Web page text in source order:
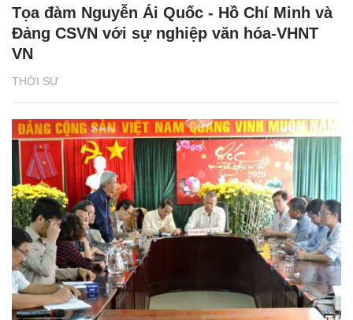
THỜI SỰ
Tọa đàm Nguyễn Ái Quốc - Hồ Chí Minh và
Đảng CSVN với sự nghiệp văn hóa-VHNT
VN